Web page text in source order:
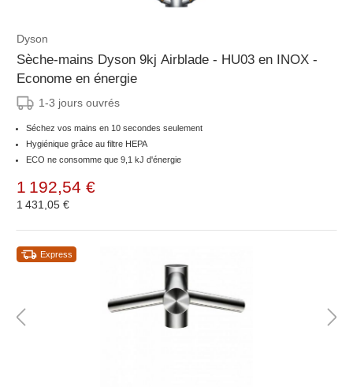
Dyson
Sèche-mains Dyson 9kj Airblade - HU03 en INOX -
Econome en énergie
1-3 jours ouvrés
Séchez vos mains en 10 secondes seulement
Hygiénique grâce au filtre HEPA
ECO ne consomme que 9,1 kJ d'énergie
1 192,54 €
1 431,05 €
Express